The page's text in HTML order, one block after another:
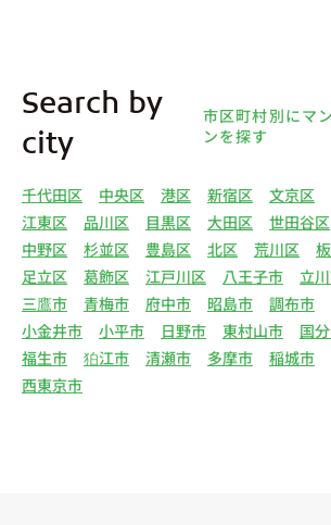
下記（1）～（13）における利用目的の
し、また、利用目的を達成するために必
リー物件の紹介、利用契約に関する連絡
の締結、履行。（2）弊社の他のマンス
よびサービスの紹介ならびにお客様・オ
とって有用と思われる弊社提携先の商品
等を紹介するためのダイレクトメール、
のためのアンケート等の発送（3）賃貸事
る情報・サービスを提供するための郵便
電子メールまたは訪問等による営業活動
産物件の紹介・賃貸借契約・サブリース
Search by
city
市区町村別にマ
ンを探す
千代田区 中央区 港区 新宿区 文京区
江東区
品川区 目黒区 大田区 世田谷区
中野区
杉並区 豊島区 北区 荒川区
足立区
葛飾区 江戸川区 八王子市 立
三鷹市
青梅市 府中市 昭島市 調布市
小金井市
小平市 日野市 東村山市 国
福生市
狛江市 清瀬市 多摩市 稲城市
西東京市